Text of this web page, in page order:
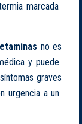
marcada
no es
y puede
graves
urgencia a un